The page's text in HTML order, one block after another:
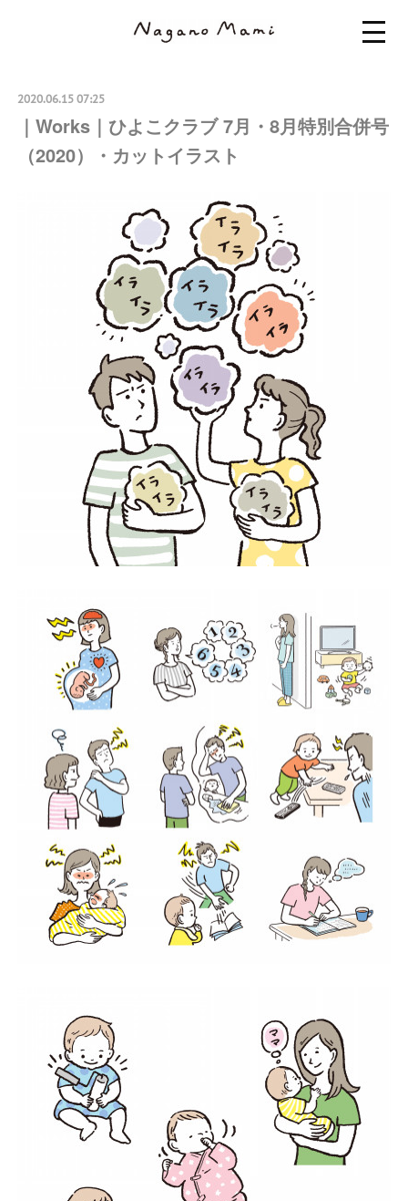
2020.06.15 07:25
｜Works｜ひよこクラブ 7月・8月特別合併号
（2020）・カットイラスト